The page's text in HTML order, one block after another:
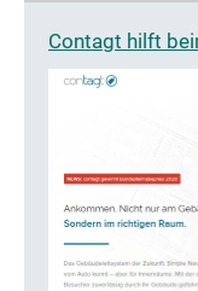
Contagt hilft